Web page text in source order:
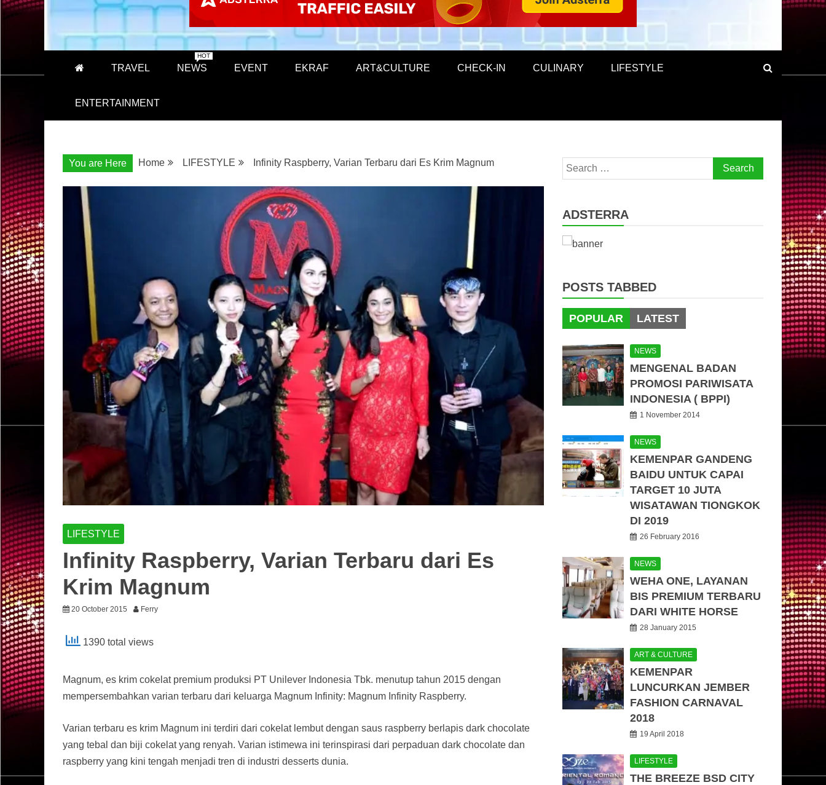
TRAVEL NEWS
HOT
EVENT EKRAF ART&CULTURE CHECK-IN CULINARY LIFESTYLE
ENTERTAINMENT
You are Here Home LIFESTYLE Infinity Raspberry, Varian Terbaru dari Es Krim Magnum
LIFESTYLE
Infinity Raspberry, Varian Terbaru dari Es
Krim Magnum
20 October 2015 Ferry
1390 total views
Magnum, es krim cokelat premium produksi PT Unilever Indonesia Tbk. menutup tahun 2015 dengan
mempersembahkan varian terbaru dari keluarga Magnum Infinity: Magnum Infinity Raspberry.
Varian terbaru es krim Magnum ini terdiri dari cokelat lembut dengan saus raspberry berlapis dark chocolate
yang tebal dan biji cokelat yang renyah. Varian istimewa ini terinspirasi dari perpaduan dark chocolate dan
raspberry yang kini tengah menjadi tren di industri desserts dunia.
Search
for:
ADSTERRA
POSTS TABBED
POPULAR LATEST
NEWS
MENGENAL BADAN
PROMOSI PARIWISATA
INDONESIA ( BPPI)
1 November 2014
NEWS
KEMENPAR GANDENG
BAIDU UNTUK CAPAI
TARGET 10 JUTA
WISATAWAN TIONGKOK
DI 2019
26 February 2016
NEWS
WEHA ONE, LAYANAN
BIS PREMIUM TERBARU
DARI WHITE HORSE
28 January 2015
ART & CULTURE
KEMENPAR
LUNCURKAN JEMBER
FASHION CARNAVAL
2018
19 April 2018
LIFESTYLE
THE BREEZE BSD CITY